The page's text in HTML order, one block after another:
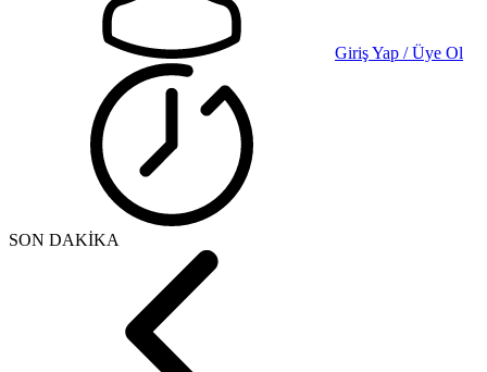
Giriş Yap / Üye Ol
SON DAKİKA